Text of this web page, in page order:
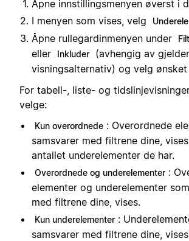
Åpne innstillingsmenyen øverst i
I menyen som vises, velg
Åpne rullegardinmenyen under
eller Inkluder
(avhengig av
visningsalternativ) og velg
For tabell-, liste- og
velge:
Kun overordnede : Overordnede
samsvarer med filtrene dine,
antallet underelementer de har.
Overordnede og underelementer :
elementer og underelementer
med filtrene dine, vises.
Kun underelementer :
samsvarer med filtrene dine,